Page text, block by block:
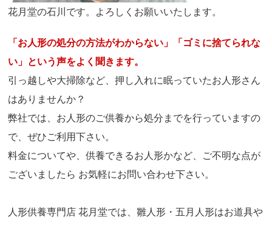
花月堂の石川です。よろしくお願いいたします。
「お人形の処分の方法がわからない」「ゴミに捨てられな
い」という声をよく聞きます。
引っ越しや大掃除など、押し入れに眠っていたお人形さん
はありませんか？
弊社では、お人形のご供養から処分までを行っていますの
で、ぜひご利用下さい。
料金についてや、供養できるお人形かなど、ご不明な点が
ございましたら お気軽にお問い合わせ下さい。
人形供養専門店 花月堂では、雛人形・五月人形はお道具や